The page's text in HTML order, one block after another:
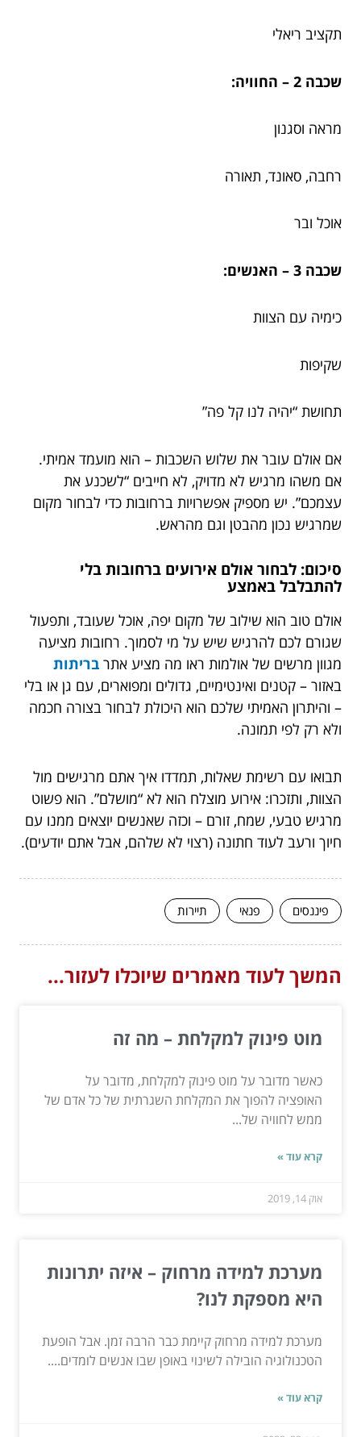
תקציב ריאלי
שכבה 2 – החוויה:
מראה וסגנון
רחבה, סאונד, תאורה
אוכל ובר
שכבה 3 – האנשים:
כימיה עם הצוות
שקיפות
תחושת “יהיה לנו קל פה”
אם אולם עובר את שלוש השכבות – הוא מועמד אמיתי.
אם משהו מרגיש לא מדויק, לא חייבים “לשכנע את
עצמכם”. יש מספיק אפשרויות ברחובות כדי לבחור מקום
שמרגיש נכון מהבטן וגם מהראש.
סיכום: לבחור אולם אירועים ברחובות בלי
להתבלבל באמצע
אולם טוב הוא שילוב של מקום יפה, אוכל שעובד, ותפעול
שגורם לכם להרגיש שיש על מי לסמוך. רחובות מציעה
מגוון מרשים של אולמות ראו מה מציע אתר בריתות
באזור – קטנים ואינטימיים, גדולים ומפוארים, עם גן או בלי
– והיתרון האמיתי שלכם הוא היכולת לבחור בצורה חכמה
ולא רק לפי תמונה.
תבואו עם רשימת שאלות, תמדדו איך אתם מרגישים מול
הצוות, ותזכרו: אירוע מוצלח הוא לא “מושלם”. הוא פשוט
מרגיש טבעי, שמח, זורם – וכזה שאנשים יוצאים ממנו עם
חיוך ורעב לעוד חתונה (רצוי לא שלהם, אבל אתם יודעים).
פיננסים פנאי תיירות
המשך לעוד מאמרים שיוכלו לעזור...
מוט פינוק למקלחת – מה זה
כאשר מדובר על מוט פינוק למקלחת, מדובר על
האופציה להפוך את המקלחת השגרתית של כל אדם של
ממש לחוויה של...
קרא עוד »
אוק 14, 2019
מערכת למידה מרחוק – איזה יתרונות
היא מספקת לנו?
מערכת למידה מרחוק קיימת כבר הרבה זמן. אבל הופעת
הטכנולוגיה הובילה לשינוי באופן שבו אנשים לומדים....
קרא עוד »